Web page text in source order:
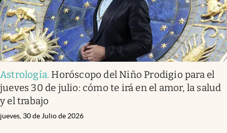
Astrología. Horóscopo del Niño Prodigio para el
jueves 30 de julio: cómo te irá en el amor, la salud
y el trabajo
jueves, 30 de Julio de 2026